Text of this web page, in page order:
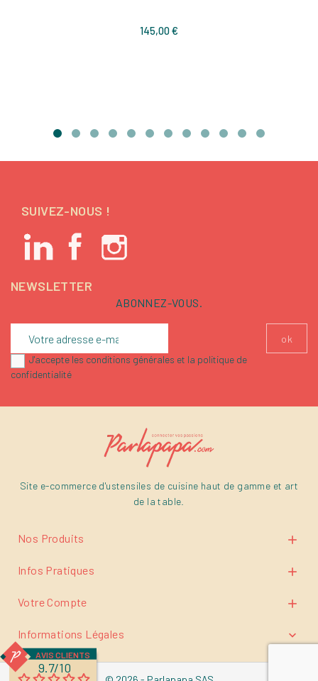
145,00 €Prix
SUIVEZ-NOUS !
NEWSLETTER
ABONNEZ-VOUS.
J'accepte les conditions générales et la politique de
confidentialité
Site e-commerce d'ustensiles de cuisine haut de gamme et art
de la table.
Nos Produits 
Infos Pratiques 
Votre Compte 
Informations Légales 
AVIS CLIENTS
9.7/10